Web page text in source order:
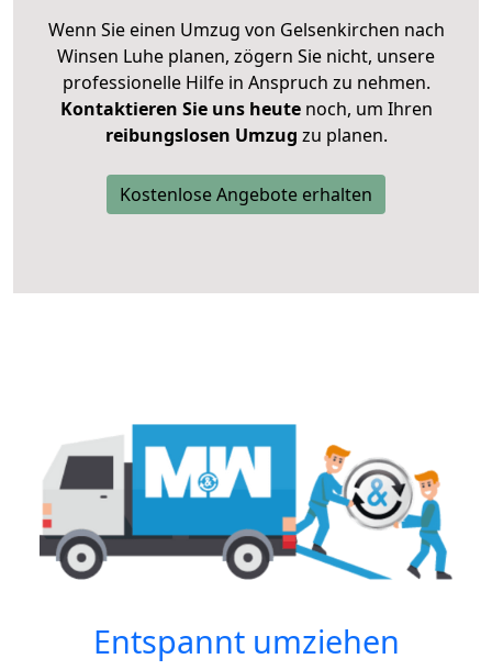
Wenn Sie einen Umzug von Gelsenkirchen nach
Winsen Luhe planen, zögern Sie nicht, unsere
professionelle Hilfe in Anspruch zu nehmen.
Kontaktieren Sie uns heutenoch, um Ihren
reibungslosen Umzug zu planen.
Kostenlose Angebote erhalten
Entspannt umziehen